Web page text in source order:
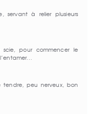
servant à relier plusieurs
pour commencer le
peu nerveux, bon